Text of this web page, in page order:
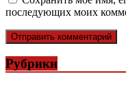
последующих моих
Рубрики